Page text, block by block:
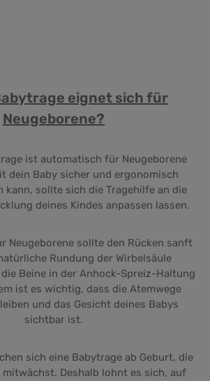
eignet sich für
Neugeborene?
ist automatisch für Neugeborene
dein Baby sicher und ergonomisch
kann, sollte sich die Tragehilfe an die
deines Kindes anpassen lassen.
Neugeborene sollte den Rücken sanft
Rundung der Wirbelsäule
Beine in der Anhock-Spreiz-Haltung
ist es wichtig, dass die Atemwege
und das Gesicht deines Babys
sichtbar ist.
sich eine Babytrage ab Geburt, die
Deshalb lohnt es sich, auf